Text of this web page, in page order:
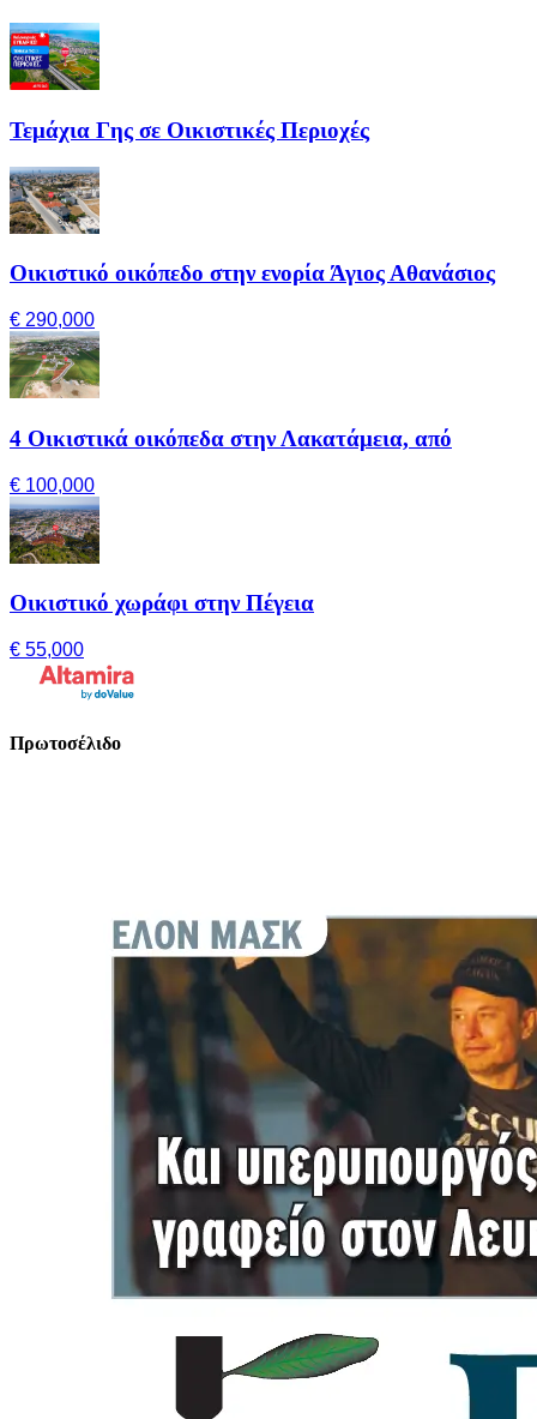
Τεμάχια Γης σε Οικιστικές Περιοχές
Οικιστικό οικόπεδο στην ενορία Άγιος Αθανάσιος
€ 290,000
4 Οικιστικά οικόπεδα στην Λακατάμεια, από
€ 100,000
Οικιστικό χωράφι στην Πέγεια
€ 55,000
Πρωτοσέλιδο